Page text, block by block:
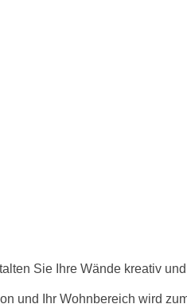
Sie Ihre Wände kreativ
und Ihr Wohnbereich wird